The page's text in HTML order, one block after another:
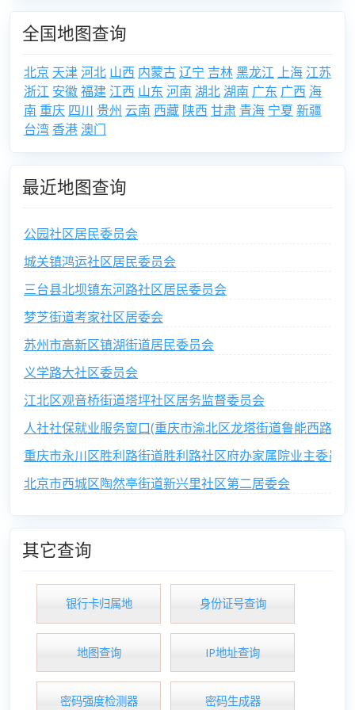
全国地图查询
北京 天津河北 山西 内蒙古辽宁 吉林黑龙江 上海 江苏
浙江 安徽福建 江西 山东 河南 湖北湖南 广东 广西 海
南 重庆 四川 贵州 云南 西藏 陕西 甘肃 青海 宁夏 新疆
台湾 香港 澳门
最近地图查询
公园社区居民委员会
城关镇鸿运社区居民委员会
三台县北坝镇东河路社区居民委员会
梦芝街道考家社区居委会
苏州市高新区镇湖街道居民委员会
义学路大社区委员会
江北区观音桥街道塔坪社区居务监督委员会
人社社保就业服务窗口(重庆市渝北区龙塔街道鲁能西路社
重庆市永川区胜利路街道胜利路社区府办家属院业主委员会
北京市西城区陶然亭街道新兴里社区第二居委会
其它查询
银行卡归属地 身份证号查询
地图查询 IP地址查询
密码强度检测器 密码生成器